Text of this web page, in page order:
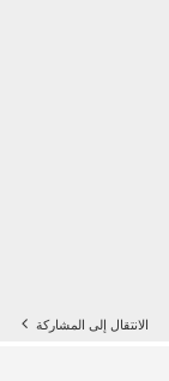
الانتقال إلى المشاركة